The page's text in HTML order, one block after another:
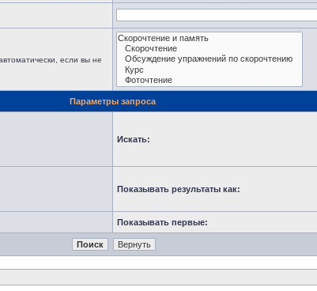
если вы не
Параметры запроса
Искать:
Показывать результаты как:
Показывать первые: